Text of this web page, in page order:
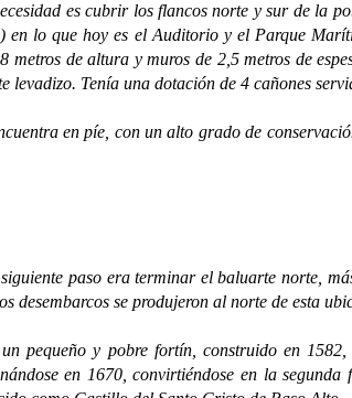
es cubrir los flancos norte y sur de la
en lo que hoy es el Auditorio y el Parque
metros de altura y muros de 2,5 metros de
levadizo. Tenía una dotación de 4 cañones
en píe, con un alto grado de
paso era terminar el baluarte norte, más
desembarcos se produjeron al norte de esta
y pobre fortín, construido en 1582,
en 1670, convirtiéndose en la